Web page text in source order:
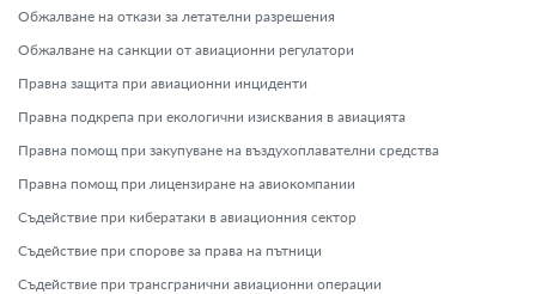
Обжалване на откази за летателни разрешения
Обжалване на санкции от авиационни регулатори
Правна защита при авиационни инциденти
Правна подкрепа при екологични изисквания в авиацията
Правна помощ при закупуване на въздухоплавателни средства
Правна помощ при лицензиране на авиокомпании
Съдействие при кибератаки в авиационния сектор
Съдействие при спорове за права на пътници
Съдействие при трансгранични авиационни операции